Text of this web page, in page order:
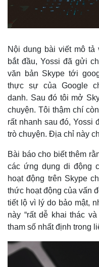
Thế giới
Quan sát
Cuộc sống đó đây
Hồ sơ
Nội dung bài viết mô tả
bắt đầu, Yossi đã gửi
văn bản Skype tới
thực sự của Google
danh. Sau đó tôi mở
chuyện. Tôi thậm chí
rất nhanh sau đó, Yossi
trò chuyện. Địa chỉ này
Bài báo cho biết thêm
các ứng dụng di động
hoạt động trên Skype
thức hoạt động của vấn
tiết lộ vì lý do bảo mật,
này “rất dễ khai thác
tham số nhất định trong